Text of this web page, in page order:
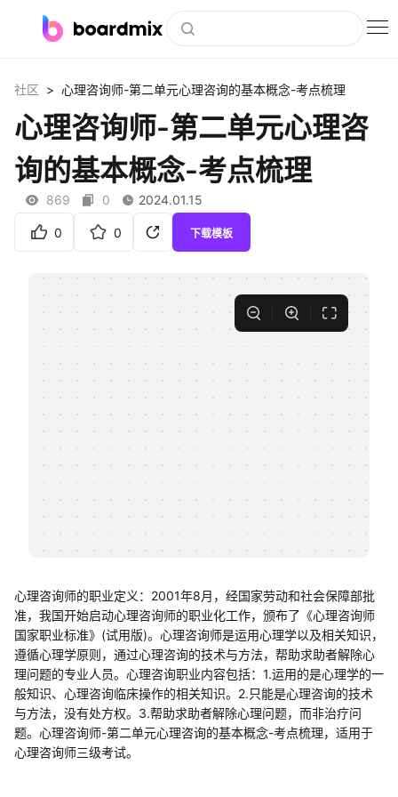
社区资源
会员
企业服务
帮助中心
知识分享社区
社区 > 心理咨询师-第二单元心理咨询的基本概念-考点梳理
心理咨询师-第二单元心理咨
询的基本概念-考点梳理
869 0 2024.01.15
0 0 下载模板
心理咨询师的职业定义：2001年8月，经国家劳动和社会保障部批
准，我国开始启动心理咨询师的职业化工作，颁布了《心理咨询师
国家职业标准》(试用版)。心理咨询师是运用心理学以及相关知识，
遵循心理学原则，通过心理咨询的技术与方法，帮助求助者解除心
理问题的专业人员。心理咨询职业内容包括：1.运用的是心理学的一
般知识、心理咨询临床操作的相关知识。2.只能是心理咨询的技术
与方法，没有处方权。3.帮助求助者解除心理问题，而非治疗问
题。心理咨询师-第二单元心理咨询的基本概念-考点梳理，适用于
心理咨询师三级考试。